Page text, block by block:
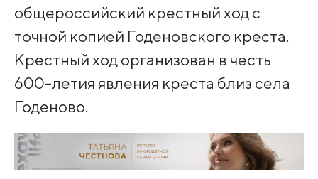
общероссийский крестный ход с
точной копией Годеновского креста.
Крестный ход организован в честь
600-летия явления креста близ села
Годеново.